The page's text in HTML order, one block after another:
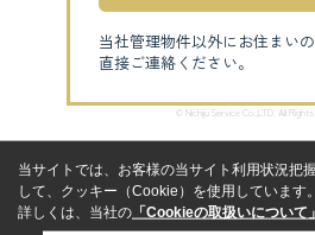
当社管理物件以外にお住まい
直接ご連絡ください。
© Nichiju Service Co.,LTD. All
当サイトでは、お客様の当サイト利用状況把
して、クッキー（Cookie）を使用しています。
詳しくは、当社の 「Cookieの取扱いについて」